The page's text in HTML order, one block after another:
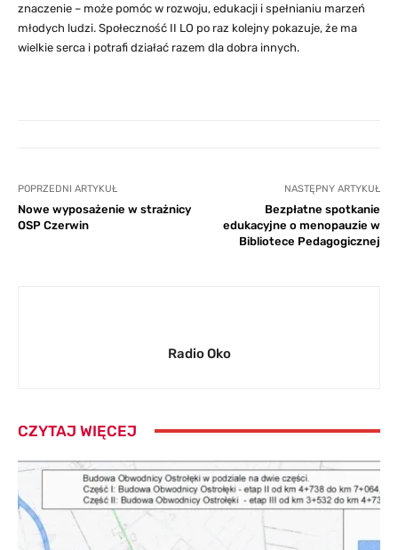
znaczenie – może pomóc w rozwoju, edukacji i spełnianiu marzeń
młodych ludzi. Społeczność II LO po raz kolejny pokazuje, że ma
wielkie serca i potrafi działać razem dla dobra innych.
POPRZEDNI ARTYKUŁ
Nowe wyposażenie w strażnicy
OSP Czerwin
NASTĘPNY ARTYKUŁ
Bezpłatne spotkanie
edukacyjne o menopauzie w
Bibliotece Pedagogicznej
Radio Oko
CZYTAJ WIĘCEJ